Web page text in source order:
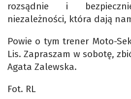
rozsądnie i
niezależności, która dają
Powie o tym trener Moto-
Lis. Zapraszam w sobotę,
Agata Zalewska.
Fot. RL